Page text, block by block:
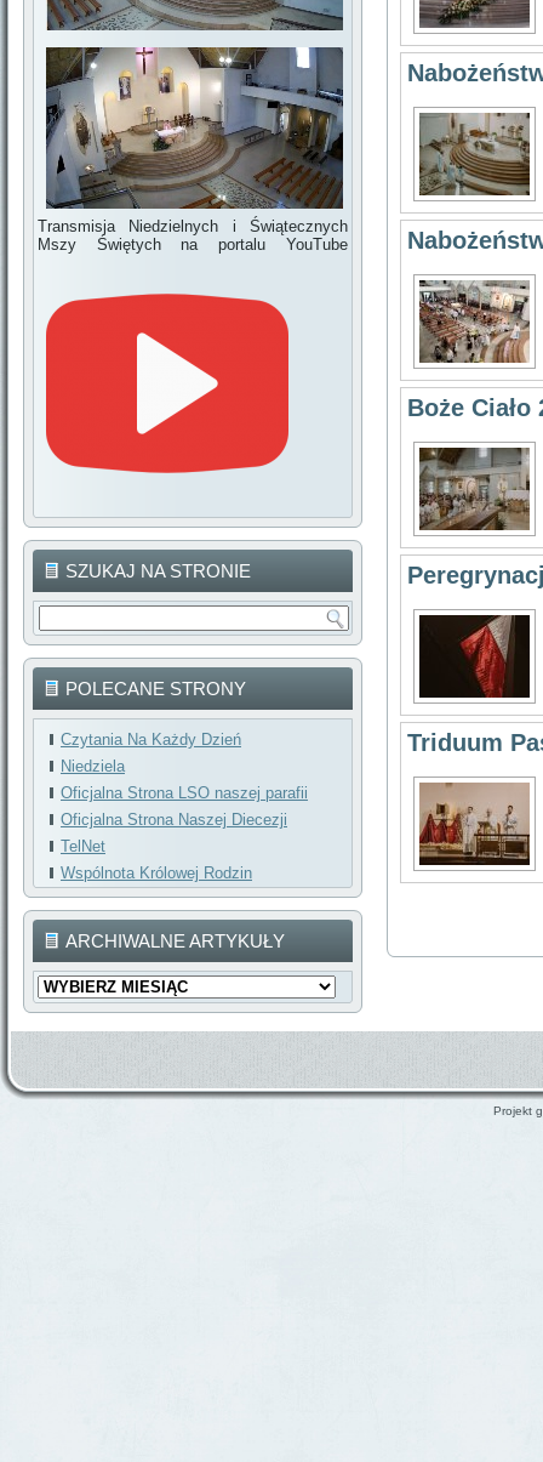
Transmisja Niedzielnych i Świątecznych
Mszy Świętych na portalu YouTube
SZUKAJ NA STRONIE
POLECANE STRONY
Czytania Na Każdy Dzień
Niedziela
Oficjalna Strona LSO naszej parafii
Oficjalna Strona Naszej Diecezji
TelNet
Wspólnota Królowej Rodzin
ARCHIWALNE ARTYKUŁY
Archiwalne
Artykuły
Boże Ciało
Triduum
Projekt